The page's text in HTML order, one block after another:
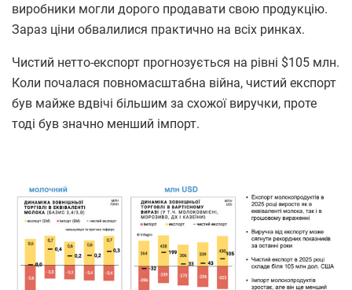
виробники могли дорого продавати свою продукцію.
Зараз ціни обвалилися практично на всіх ринках.
Чистий нетто-експорт прогнозується на рівні $105 млн.
Коли почалася повномасштабна війна, чистий експорт
був майже вдвічі більшим за схожої виручки, проте
тоді був значно менший імпорт.